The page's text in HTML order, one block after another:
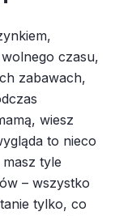
czasu,
zabawach,
wiesz
to nieco
tyle
– wszystko
tylko, co